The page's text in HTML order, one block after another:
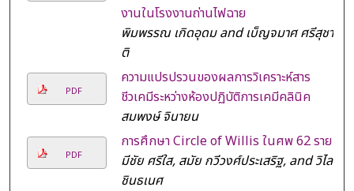
งานในโรงงานถ่านไฟฉาย
พิมพรรณ เกิดอุดม and เบ็ญจมาศ ศรีสุชา
ติ
PDF
ความแปรปรวนของผลการวิเคราะห์สาร
ชีวเคมีระหว่างห้องปฏิบัติการเคมีคลินิค
สมพงษ์ จินายน
PDF
การศึกษา Circle of Willis ในศพ 62 ราย
มีชัย ศรีใส, สมัย กวีวงศ์ประเสริฐ, and วิไล
ชินธเนศ